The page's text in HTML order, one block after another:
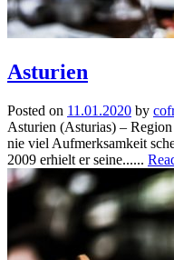
Asturien
Posted on 11.01.2020 by
Asturien (Asturias) –
nie viel Aufmerksamkeit
2009 erhielt er seine......